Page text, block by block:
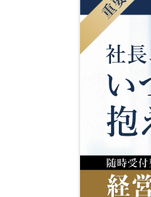
税理士顧
人事労務
【2026年開催 第
【2026年開催】
保護中: 【2026年
【2026年
【2026年開催】
【2026年開催】
【新サービス開
役員貸付金はデメ
減らし方と注意点
やすく解説！
2025.7.30
経営改善トピック
経営情報
資金調達
関連ページ
ダウンロ